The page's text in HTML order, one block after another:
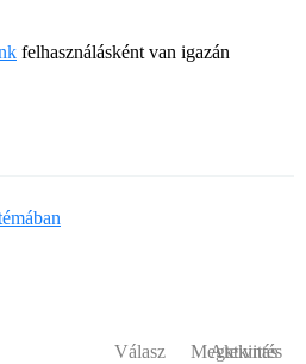
felhasználásként van igazán
Válasz Megtekintés
Aktivitás